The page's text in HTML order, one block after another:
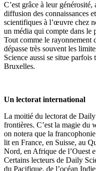
C’est grâce à leur
diffusion des connaissances
scientifiques à l’œuvre chez
un média qui compte dans le
Tout comme le rayonnement
dépasse très souvent les
Science aussi se situe
Bruxelles.
Un lectorat international
La moitié du lectorat de
frontières. C’est la magie du
on notera que la
lit en France, en Suisse, au
Nord, en Afrique de l’Ouest
Certains lecteurs de Daily
du Pacifique, de l’océan